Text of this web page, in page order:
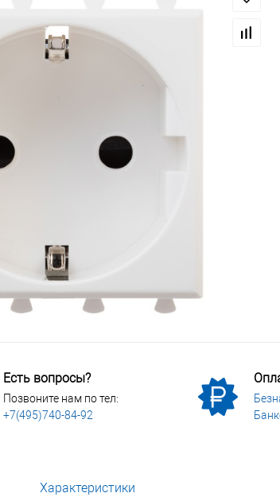
Спецодежда и СИЗ
Электромонтажные изделия
Есть вопросы?
Позвоните нам по тел:
+7(495)740-84-92
Характеристики